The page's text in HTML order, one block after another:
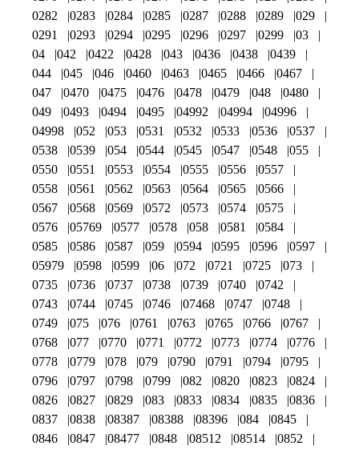
0282
0283 0284 0285 0287 0288 0289
029
0291
0293 0294 0295 0296 0297 0299
03
04
042 0422 0428 043 0436 0438
0439
044
045 046 0460 0463 0465 0466
0467
047
0470 0475 0476 0478 0479 048
0480
049
0493 0494 0495 04992 04994
04996
04998
052 053 0531 0532 0533 0536
0537
0538
0539 054 0544 0545 0547 0548
055
0550
0551 0553 0554 0555 0556
0557
0558
0561 0562 0563 0564 0565
0566
0567
0568 0569 0572 0573 0574
0575
0576
05769 0577 0578 058 0581
0584
0585
0586 0587 059 0594 0595 0596
0597
05979
0598 0599 06 072 0721 0725
073
0735
0736 0737 0738 0739 0740
0742
0743
0744 0745 0746 07468 0747
0748
0749
075 076 0761 0763 0765 0766
0767
0768
077 0770 0771 0772 0773 0774
0776
0778
0779 078 079 0790 0791 0794
0795
0796
0797 0798 0799 082 0820 0823
0824
0826
0827 0829 083 0833 0834 0835
0836
0837
0838 08387 08388 08396 084
0845
0846
0847 08477 0848 08512 08514
0852